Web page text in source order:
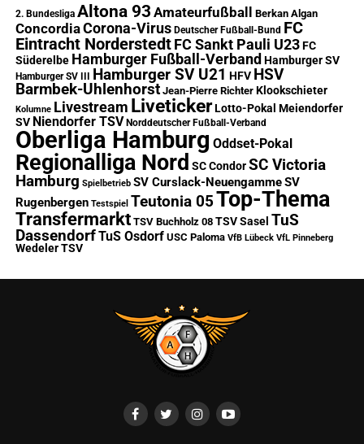
2. Bundesliga Altona 93 Amateurfußball Berkan Algan
ConcordiaCorona-Virus Deutscher Fußball-Bund FC
Eintracht Norderstedt FC Sankt Pauli U23 FC
Süderelbe Hamburger Fußball-Verband Hamburger SV
Hamburger SV III Hamburger SV U21 HFV HSV
Barmbek-Uhlenhorst Jean-Pierre Richter Klookschieter
Kolumne Livestream Liveticker Lotto-Pokal Meiendorfer
SV Niendorfer TSV Norddeutscher Fußball-Verband
Oberliga Hamburg Oddset-Pokal
Regionalliga Nord SC Condor SC Victoria
Hamburg Spielbetrieb SV Curslack-NeuengammeSV
Rugenbergen Testspiel Teutonia 05Top-Thema
Transfermarkt TSV Buchholz 08 TSV Sasel TuS
DassendorfTuS Osdorf USC Paloma VfB Lübeck VfL Pinneberg
Wedeler TSV